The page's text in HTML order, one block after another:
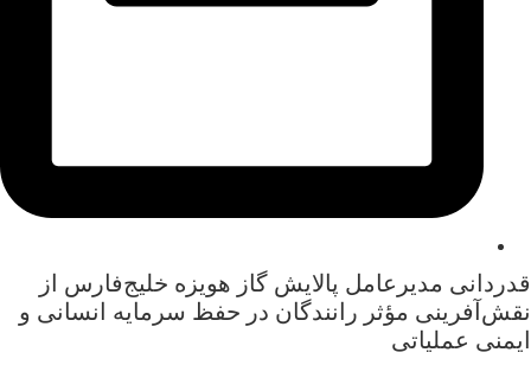
قدردانی مدیرعامل پالایش گاز هویزه خلیج‌فارس از
نقش‌آفرینی مؤثر رانندگان در حفظ سرمایه انسانی و
ایمنی عملیاتی